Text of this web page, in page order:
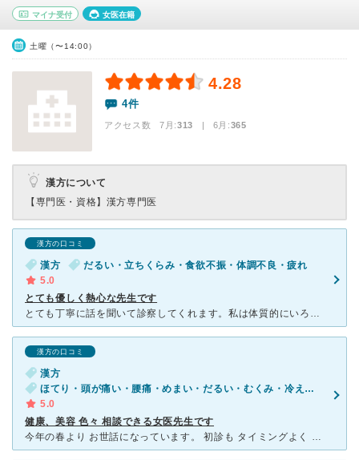
マイナ受付 女医在籍
土曜（〜14:00）
4.28
4件
アクセス数 7月:313 | 6月:365
漢方について
【専門医・資格】 漢方専門医
漢方の口コミ
漢方
だるい・立ちくらみ・食欲不振・体調不良・疲れ
5.0
とても優しく熱心な先生です
とても丁寧に話を聞いて診察してくれます。私は体質的にいろいろ使えない薬があったりするのですが、それでもいろいろ調べて調整して、その時のベストなお薬を処方してくださります。 予約しても待ち時間が長い時
漢方の口コミ
漢方
ほてり・頭が痛い・腰痛・めまい・だるい・むくみ・冷え・立ちくらみ・動悸・息切れ・皮膚の発疹・かゆみ・目の疲れ
5.0
健康、美容 色々 相談できる女医先生です
今年の春より お世話になっています。 初診も タイミングよく 予約 お願いできました 私は 頭痛 めまい 微熱 動悸 など 毎日辛く、 総合病院から 鍼灸院まで あちこち 受診していました